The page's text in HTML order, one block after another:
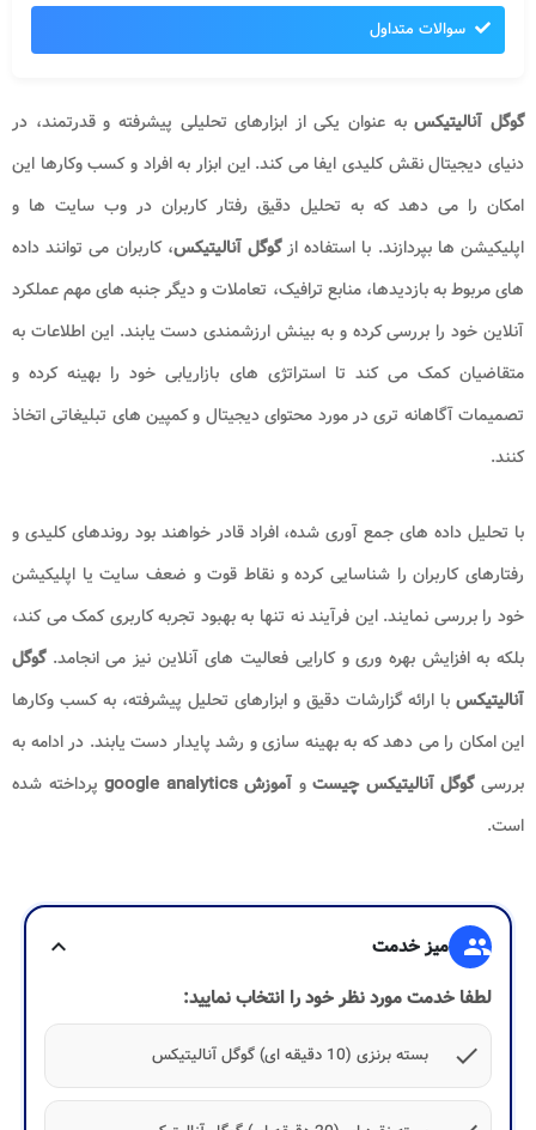
سوالات متداول
گوگل آنالیتیکسبه عنوان یکی از ابزارهای تحلیلی پیشرفته و قدرتمند، در
دنیای دیجیتال نقش کلیدی ایفا می کند. این ابزار به افراد و کسب وکارها این
امکان را می دهد که به تحلیل دقیق رفتار کاربران در وب سایت ها و
اپلیکیشن ها بپردازند. با استفاده ازگوگل آنالیتیکس، کاربران می توانند داده
های مربوط به بازدیدها، منابع ترافیک، تعاملات و دیگر جنبه های مهم عملکرد
آنلاین خود را بررسی کرده و به بینش ارزشمندی دست یابند. این اطلاعات به
متقاضیان کمک می کند تا استراتژی های بازاریابی خود را بهینه کرده و
تصمیمات آگاهانه تری در مورد محتوای دیجیتال و کمپین های تبلیغاتی اتخاذ
کنند.
با تحلیل داده های جمع آوری شده، افراد قادر خواهند بود روندهای کلیدی و
رفتارهای کاربران را شناسایی کرده و نقاط قوت و ضعف سایت یا اپلیکیشن
خود را بررسی نمایند. این فرآیند نه تنها به بهبود تجربه کاربری کمک می کند،
بلکه به افزایش بهره وری و کارایی فعالیت های آنلاین نیز می انجامد.گوگل
آنالیتیکس با ارائه گزارشات دقیق و ابزارهای تحلیل پیشرفته، به کسب وکارها
این امکان را می دهد که به بهینه سازی و رشد پایدار دست یابند. در ادامه به
بررسیگوگل آنالیتیکس چیستو آموزش google analytics
پرداخته شده
است.
group میز خدمت
expand_more
لطفا خدمت مورد نظر خود را انتخاب نمایید:
check
بسته برنزی (10 دقیقه ای) گوگل آنالیتیکس